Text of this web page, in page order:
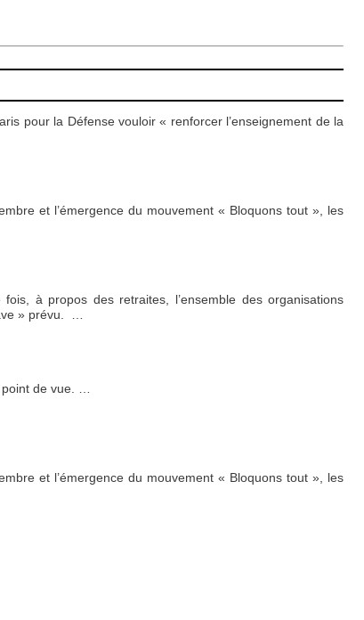
pour la Défense vouloir « renforcer l’enseignement de la
et l’émergence du mouvement « Bloquons tout », les
fois, à propos des retraites, l’ensemble des organisations
» prévu.
…
de vue. …
et l’émergence du mouvement « Bloquons tout », les